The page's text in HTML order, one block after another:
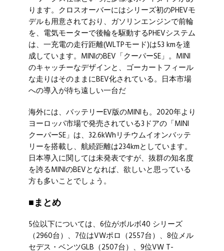
ります。クロスオーバーにはシリーズ初のPHEVモ
デルも用意されており、ガソリンエンジンで前輪
を、電気モーターで後輪を駆動するPHEVシステム
は、一充電の走行距離(WLTPモード)は53 kmを達
成しています。 MINIのBEV「クーパーSE」。MINI
のキャッチーなデザインと、ゴーカートフィール
な走りはそのままにBEV化されている。日本市場
への導入が待ち遠しい一台だ
海外には、バッテリーEV版のMINIも。2020年より
ヨーロッパ市場で発売されている3ドアの「MINI
クーパーSE」は、32.6kWhリチウムイオンバッテ
リーを搭載し、航続距離は234kmとしています。
日本導入に関しては未発表ですが、抜群の知名度
を誇るMINIのBEVとなれば、欲しいと思っている
方も多いことでしょう。
■まとめ
5位以下については、6位がボルボ40 シリーズ
（2960台）、7位はVWポロ（2557台）、8位メル
セデス・ベンツGLB（2507台）、9位VW T-